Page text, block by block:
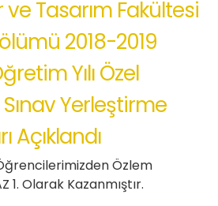
Tasarım Fakültesi
2018-2019
Yılı Özel
Yerleştirme
Açıklandı
Özlem
1. Olarak Kazanmıştır.